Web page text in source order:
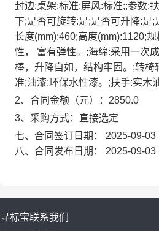
封边;桌架:标准;屏风:标准;;参数:
下;是否可旋转:是;是否可升降:是
长度(mm):460;高度(mm):1120;
性， 富有弹性。;海绵:采用一次
棒，升降自如，结构牢固。;转
准;油漆:环保水性漆。;扶手:实木
2、合同金额（元）：2850.0
3、采购方式：直接选定
七、合同签订日期： 2025-09-03
八、合同发布日期： 2025-09-03
寻标宝联系我们